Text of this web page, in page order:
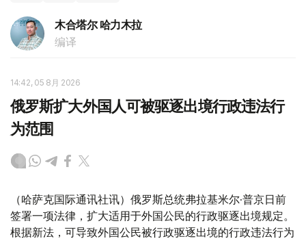
木合塔尔 哈力木拉
编译
14:42, 05 8月 2026
俄罗斯扩大外国人可被驱逐出境行政违法行
为范围
（哈萨克国际通讯社讯）俄罗斯总统弗拉基米尔·普京日前
签署一项法律，扩大适用于外国公民的行政驱逐出境规定。
根据新法，可导致外国公民被行政驱逐出境的行政违法行为